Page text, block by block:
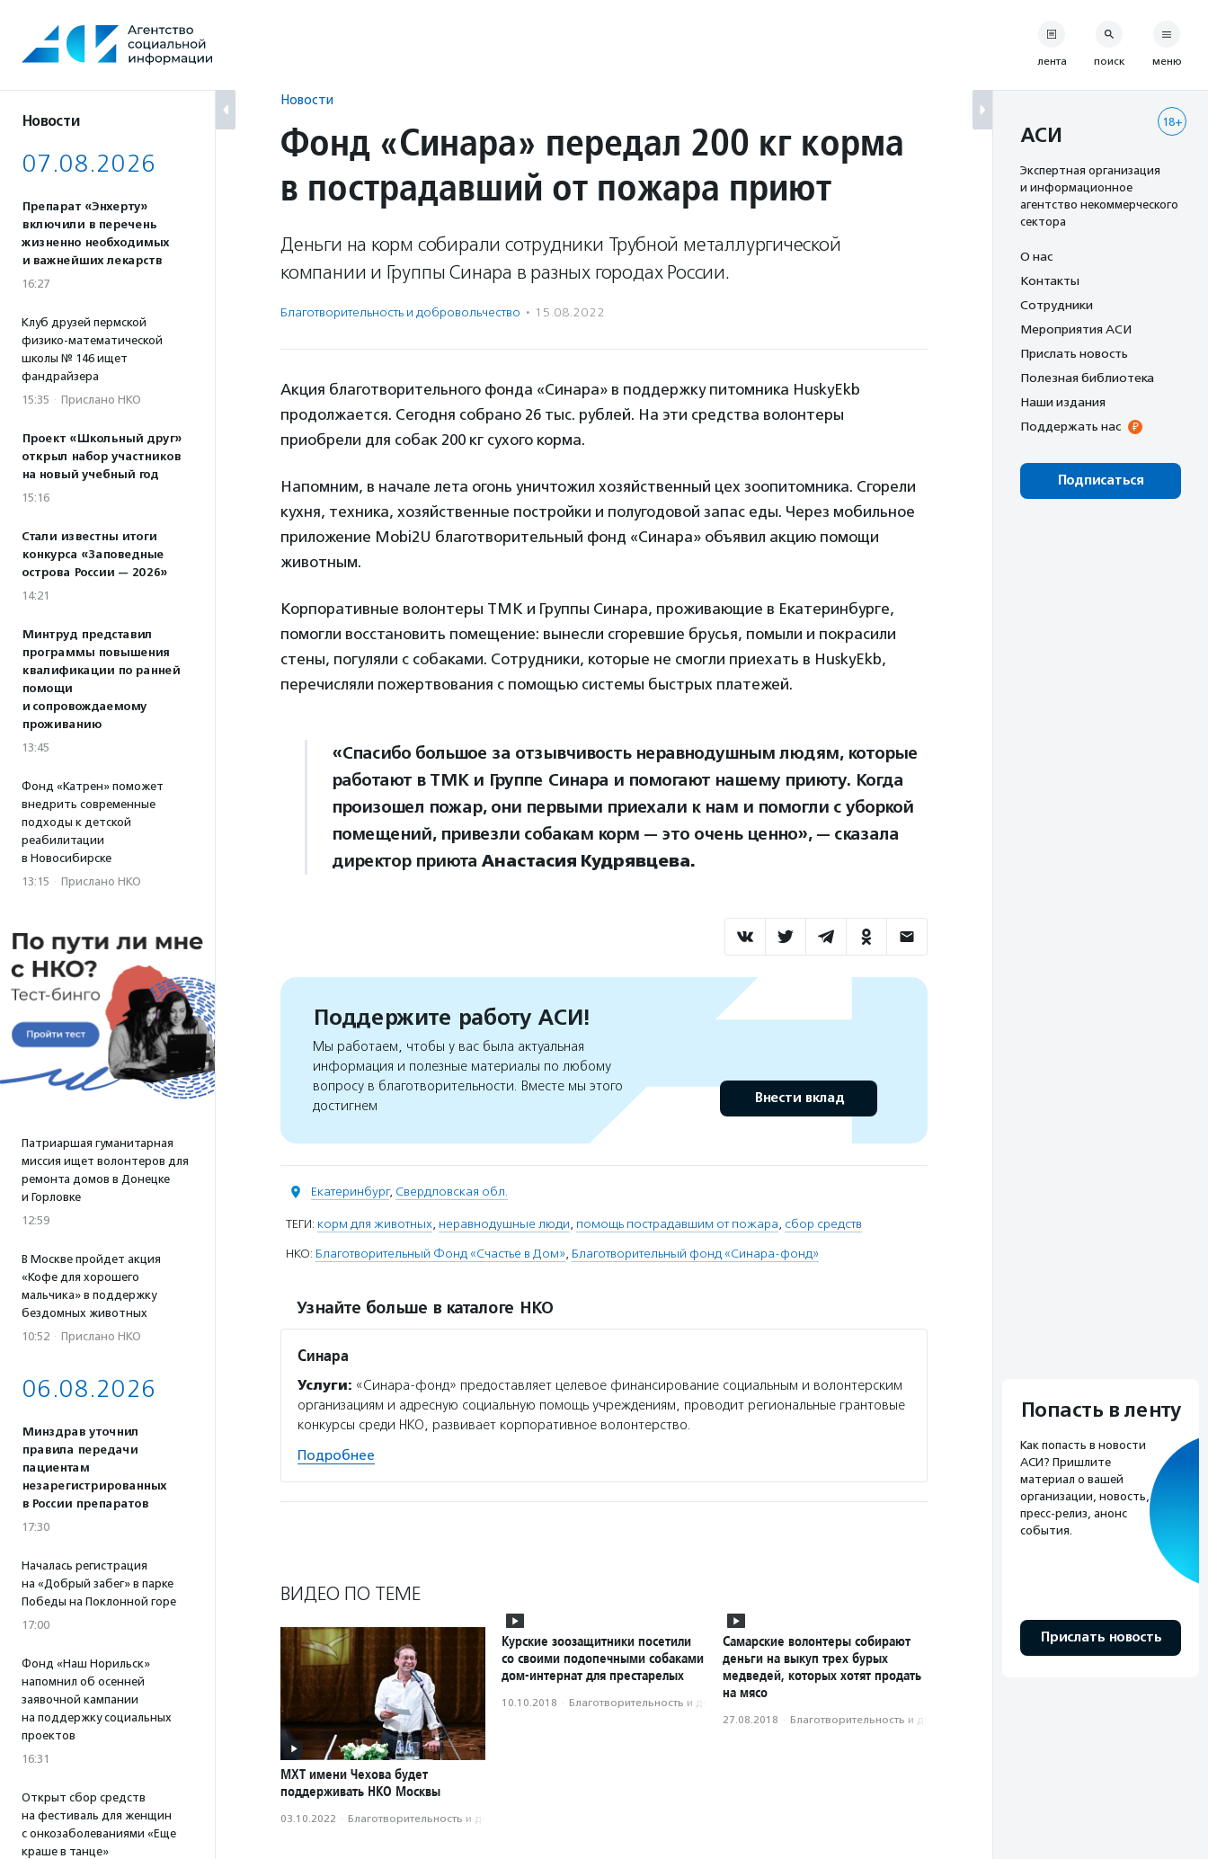
содержанию
Новости
07.08.2026
Препарат «Энхерту»
включили в перечень
жизненно необходимых
и важнейших лекарств
16:27
Клуб друзей пермской
физико-математической
школы № 146 ищет
фандрайзера
15:35 · Прислано НКО
Проект «Школьный друг»
открыл набор участников
на новый учебный год
15:16
Стали известны итоги
конкурса «Заповедные
острова России — 2026»
14:21
Минтруд представил
программы повышения
квалификации по ранней
помощи
и сопровождаемому
проживанию
13:45
Фонд «Катрен» поможет
внедрить современные
подходы к детской
реабилитации
в Новосибирске
13:15 · Прислано НКО
Патриаршая гуманитарная
миссия ищет волонтеров для
ремонта домов в Донецке
и Горловке
12:59
В Москве пройдет акция
«Кофе для хорошего
мальчика» в поддержку
бездомных животных
10:52 · Прислано НКО
06.08.2026
Минздрав уточнил
правила передачи
пациентам
незарегистрированных
в России препаратов
17:30
Началась регистрация
на «Добрый забег» в парке
Победы на Поклонной горе
17:00
Фонд «Наш Норильск»
напомнил об осенней
заявочной кампании
на поддержку социальных
проектов
16:31
Открыт сбор средств
на фестиваль для женщин
с онкозаболеваниями «Еще
краше в танце»
Новости
Фонд «Синара» передал 200 кг корма
в пострадавший от пожара приют
Деньги на корм собирали сотрудники Трубной металлургической
компании и Группы Синара в разных городах России.
Благотвори­тель­ность и доброволь­чест­во · 15.08.2022
Акция благотворительного фонда «Синара» в поддержку питомника HuskyEkb
продолжается. Сегодня собрано 26 тыс. рублей. На эти средства волонтеры
приобрели для собак 200 кг сухого корма.
Напомним, в начале лета огонь уничтожил хозяйственный цех зоопитомника. Сгорели
кухня, техника, хозяйственные постройки и полугодовой запас еды. Через мобильное
приложение Mobi2U благотворительный фонд «Синара» объявил акцию помощи
животным.
Корпоративные волонтеры ТМК и Группы Синара, проживающие в Екатеринбурге,
помогли восстановить помещение: вынесли сгоревшие брусья, помыли и покрасили
стены, погуляли с собаками. Сотрудники, которые не смогли приехать в HuskyEkb,
перечисляли пожертвования с помощью системы быстрых платежей.
«Спасибо большое за отзывчивость неравнодушным людям, которые
работают в ТМК и Группе Синара и помогают нашему приюту. Когда
произошел пожар, они первыми приехали к нам и помогли с уборкой
помещений, привезли собакам корм — это очень ценно», — сказала
директор приюта Анастасия Кудрявцева.
Поддержите работу АСИ!
Мы работаем, чтобы у вас была актуальная
информация и полезные материалы по любому
вопросу в благотворительности. Вместе мы этого
достигнем
Внести вклад
Екатеринбург, Свердловская обл.
ТЕГИ: корм для животных, неравнодушные люди, помощь пострадавшим от пожара, сбор средств
НКО: Благотворительный Фонд «Счастье в Дом», Благотворительный фонд «Синара-фонд»
Узнайте больше в каталоге НКО
Синара
Услуги: «Синара-фонд» предоставляет целевое финансирование социальным и волонтерским
организациям и адресную социальную помощь учреждениям, проводит региональные грантовые
конкурсы среди НКО, развивает корпоративное волонтерство.
Подробнее
ВИДЕО ПО ТЕМЕ
МХТ имени Чехова будет
поддерживать НКО Москвы
03.10.2022 · Благотвори­тель­ность и доброволь­чест­во
Курские зоозащитники посетили
со своими подопечными собаками
дом-интернат для престарелых
10.10.2018 · Благотвори­тель­ность и доброволь­чест­во
Самарские волонтеры собирают
деньги на выкуп трех бурых
медведей, которых хотят продать
на мясо
27.08.2018 · Благотвори­тель­ность и доброволь­чест­во
лента поиск меню
18+
АСИ
Экспертная организация
и информационное
агентство некоммерческого
сектора
О нас
Контакты
Сотрудники
Мероприятия АСИ
Прислать новость
Полезная библиотека
Наши издания
Поддержать нас
Подписаться
Попасть в ленту
Как попасть в новости
АСИ? Пришлите
материал о вашей
организации, новость,
пресс-релиз, анонс
события.
Прислать новость